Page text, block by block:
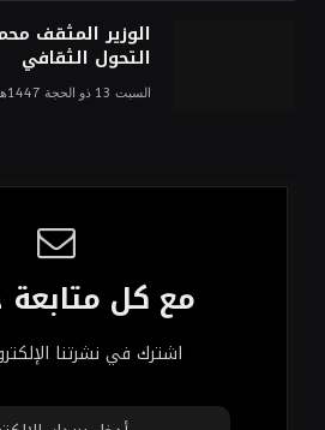
الوزير المثقف
التحول الثقافي
السبت 13 ذو الحجة 1447هـ 30-5-2026م
مع كل
اشترك في نشرتنا